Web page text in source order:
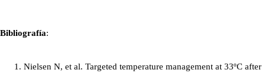
Bibliografía:
Nielsen N, et al. Targeted temperature management at 33ºC after